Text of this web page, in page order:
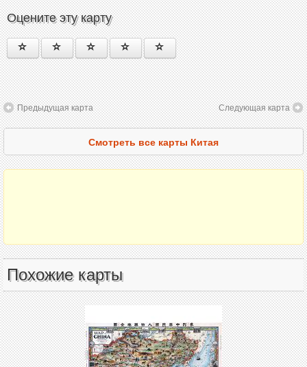
Оцените эту карту
Предыдущая карта Следующая карта
Смотреть все карты Китая
Похожие карты